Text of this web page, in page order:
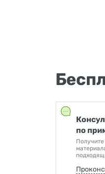
по
Получите